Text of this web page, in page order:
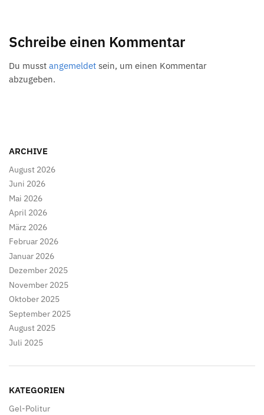
Schreibe einen Kommentar
Du musst angemeldet sein, um einen Kommentar
abzugeben.
ARCHIVE
August 2026
Juni 2026
Mai 2026
April 2026
März 2026
Februar 2026
Januar 2026
Dezember 2025
November 2025
Oktober 2025
September 2025
August 2025
Juli 2025
KATEGORIEN
Gel-Politur